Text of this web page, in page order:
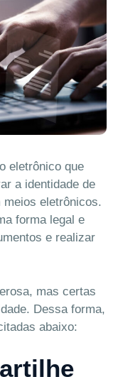
eletrônico que
a identidade de
meios eletrônicos.
forma legal e
e realizar
mas certas
Dessa forma,
abaixo: